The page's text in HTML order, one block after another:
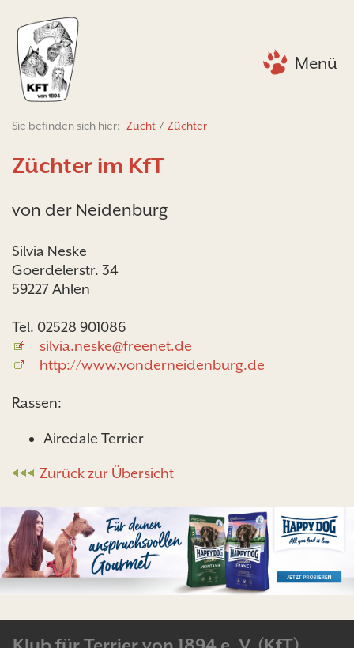
Menü
Sie befinden sich hier: Zucht / Züchter
Züchter im KfT
von der Neidenburg
Silvia Neske
Goerdelerstr. 34
59227 Ahlen
Tel. 02528 901086
silvia.neske@freenet.de
http://www.vonderneidenburg.de
Rassen:
Airedale Terrier
Zurück zur Übersicht